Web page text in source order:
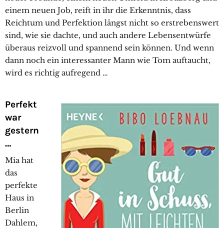
einem neuen Job, reift in ihr die Erkenntnis, dass
Reichtum und Perfektion längst nicht so erstrebenswert
sind, wie sie dachte, und auch andere Lebensentwürfe
überaus reizvoll und spannend sein können. Und wenn
dann noch ein interessanter Mann wie Tom auftaucht,
wird es richtig aufregend …
Perfekt
war
gestern
…
Mia hat
das
perfekte
Haus in
Berlin
Dahlem,